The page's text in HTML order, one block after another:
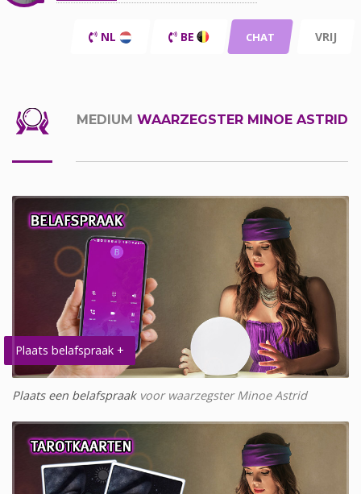
NL BE CHAT VRIJ
MEDIUM WAARZEGSTER MINOE ASTRID
Plaats belafspraak +
Plaats een belafspraakvoor waarzegster Minoe Astrid